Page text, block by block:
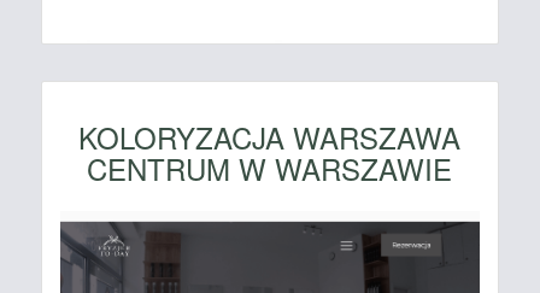
KOLORYZACJA WARSZAWA
CENTRUM W WARSZAWIE